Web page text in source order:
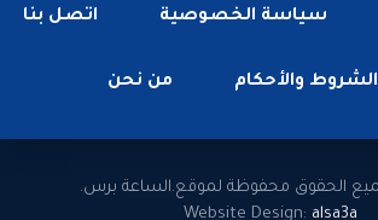
سياسة الخصوصية اتصل بنا
الشروط والأحكام من نحن
Website Design: alsa3a